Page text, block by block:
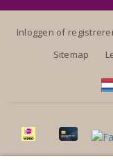
Inloggen of
Sitemap